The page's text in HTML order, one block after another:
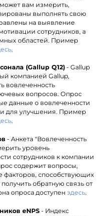
вам измерить,
выполнять свою
на выявление
сотрудников, а
областей. Пример
.
(Gallup Q12) - Gallup
компанией Gallup,
вовлеченность
вопросов. Опрос
данные о вовлеченности
для улучшения. Пример
.
- Анкета "Вовлеченность
уровень
сотрудников к компании
содержит вопросы,
факторов, способствующих
обратную связь от
опроса доступенздесь.
eNPS- Индекс